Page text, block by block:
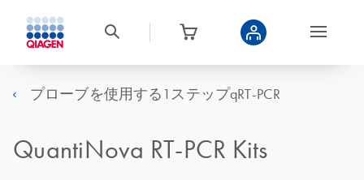
プローブを使用する1ステップqRT-PCR
QuantiNova RT-PCR Kits